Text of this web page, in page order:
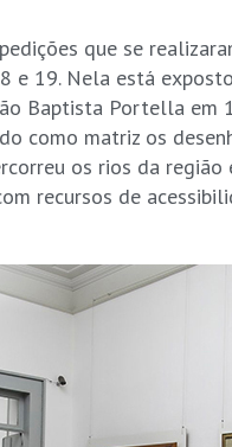
que se
e 19. Nela está
Baptista Portella em
como matriz os
os rios da
recursos de